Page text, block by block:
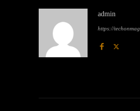
admin
https://